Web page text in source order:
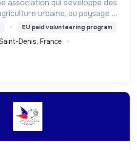
association qui développe des
urbaine, au paysage et
EU paid volunteering program
Denis, France